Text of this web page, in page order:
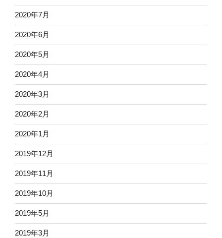
2020年7月
2020年6月
2020年5月
2020年4月
2020年3月
2020年2月
2020年1月
2019年12月
2019年11月
2019年10月
2019年5月
2019年3月